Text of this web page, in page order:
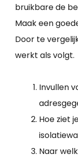
bruikbare de
Maak een
Door te
werkt als volgt.
Invullen
Hoe ziet
Naar